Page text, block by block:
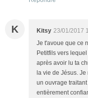
K Kitsy 23/01/2017
Je t'avoue que ce
Petitfils vers
après avoir lu ta
la vie de Jésus.
un ouvrage
entièrement